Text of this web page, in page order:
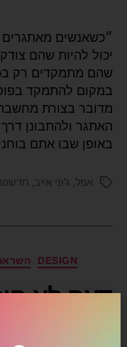
״כשאנשים
יכול להיות שהם
שהם מתמקדים רק
במקום להתמקד
מדובר בצורת
האתגר ולהתבונן
באופן שבו אתם
אפל, ג'וני אייב,
DESIGN
דעה לא